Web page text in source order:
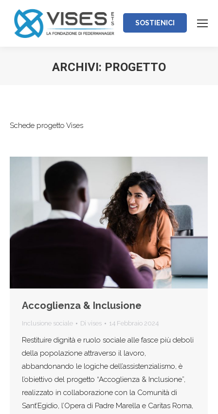
SOSTIENICI
ARCHIVI: PROGETTO
Schede progetto Vises
Accoglienza & Inclusione
Inclusione sociale Di vises 14 Febbraio 2024
Restituire dignità e ruolo sociale alle fasce più deboli
della popolazione attraverso il lavoro,
abbandonando le logiche dell’assistenzialismo, è
l’obiettivo del progetto “Accoglienza & Inclusione”,
realizzato in collaborazione con la Comunità di
Sant’Egidio, l’Opera di Padre Marella e Caritas Roma,